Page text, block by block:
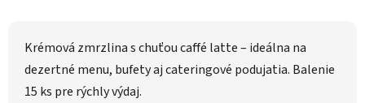
Krémová zmrzlina s chuťou caffé latte – ideálna na
dezertné menu, bufety aj cateringové podujatia. Balenie
15 ks pre rýchly výdaj.